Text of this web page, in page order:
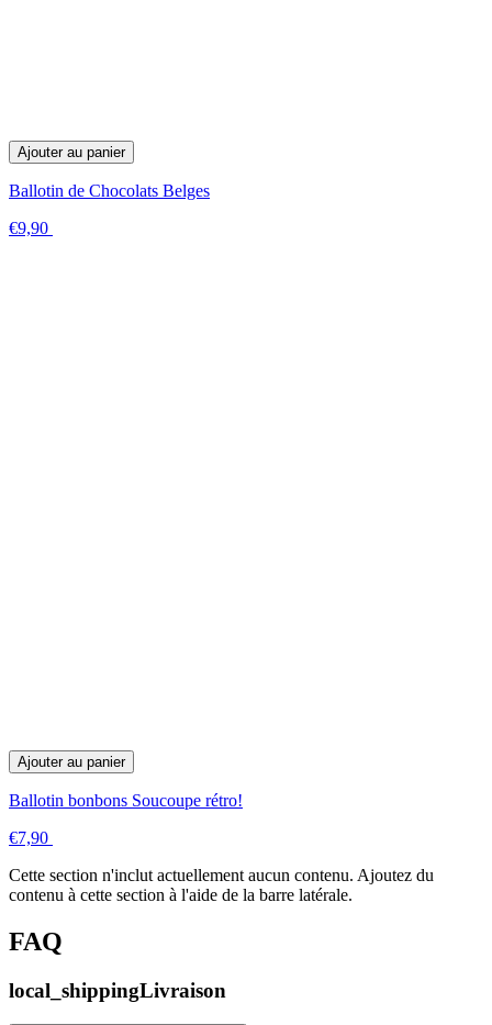
Ajouter au panier
Ballotin de Chocolats Belges
€9,90
Ajouter au panier
Ballotin bonbons Soucoupe rétro!
€7,90
Cette section n'inclut actuellement aucun contenu. Ajoutez du
contenu à cette section à l'aide de la barre latérale.
FAQ
local_shippingLivraison